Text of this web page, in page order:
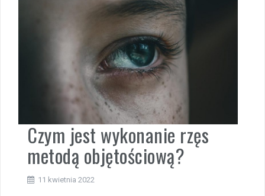
Czym jest wykonanie rzęs
metodą objętościową?
11 kwietnia 2022